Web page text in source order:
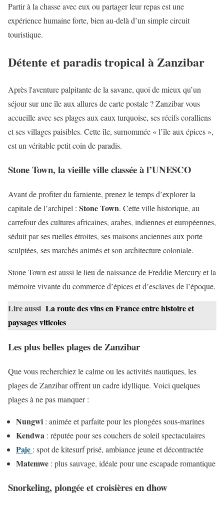
Partir à la chasse avec eux ou partager leur repas est une
expérience humaine forte, bien au-delà d’un simple circuit
touristique.
Détente et paradis tropical à Zanzibar
Après l'aventure palpitante de la savane, quoi de mieux qu’un
séjour sur une île aux allures de carte postale ? Zanzibar vous
accueille avec ses plages aux eaux turquoise, ses récifs coralliens
et ses villages paisibles. Cette île, surnommée « l’île aux épices »,
est un véritable petit coin de paradis.
Stone Town, la vieille ville classée à l’UNESCO
Avant de profiter du farniente, prenez le temps d’explorer la
capitale de l’archipel : Stone Town. Cette ville historique, au
carrefour des cultures africaines, arabes, indiennes et européennes,
séduit par ses ruelles étroites, ses maisons anciennes aux porte
sculptées, ses marchés animés et son architecture coloniale.
Stone Town est aussi le lieu de naissance de Freddie Mercury et la
mémoire vivante du commerce d’épices et d’esclaves de l’époque.
Lire aussi La route des vins en France entre histoire et
paysages viticoles
Les plus belles plages de Zanzibar
Que vous recherchiez le calme ou les activités nautiques, les
plages de Zanzibar offrent un cadre idyllique. Voici quelques
plages à ne pas manquer :
Nungwi : animée et parfaite pour les plongées sous-marines
Kendwa : réputée pour ses couchers de soleil spectaculaires
Paje : spot de kitesurf prisé, ambiance jeune et décontractée
Matemwe : plus sauvage, idéale pour une escapade romantique
Snorkeling, plongée et croisières en dhow